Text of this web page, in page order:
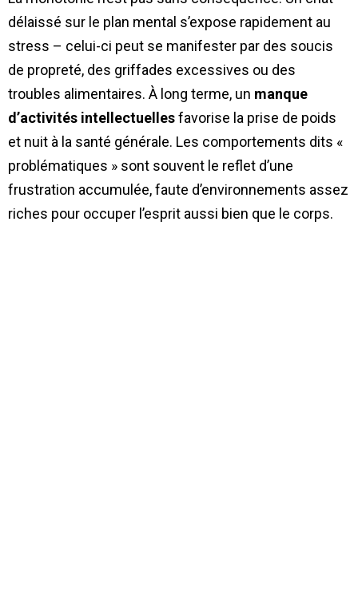
délaissé sur le plan mental s’expose rapidement au
stress – celui-ci peut se manifester par des soucis
de propreté, des griffades excessives ou des
troubles alimentaires. À long terme, un manque
d’activités intellectuellesfavorise la prise de poids
et nuit à la santé générale. Les comportements dits «
problématiques » sont souvent le reflet d’une
frustration accumulée, faute d’environnements assez
riches pour occuper l’esprit aussi bien que le corps.